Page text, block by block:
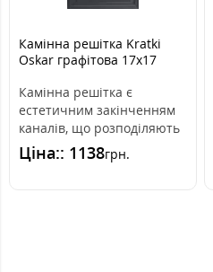
Камінна решітка Kratki
Oskar графітова 17x17
Камінна решітка є
естетичним закінченням
каналів, що розподіляють
гаряче повітря з каміна.
Вона вмо..
Ціна:: 1138грн.